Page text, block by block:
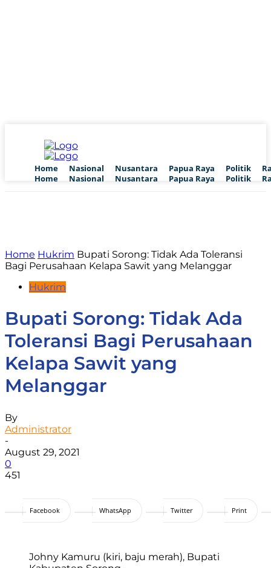
Home Nasional Nusantara Papua Raya Politik
Home Nasional Nusantara Papua Raya Politik
Home Hukrim Bupati Sorong: Tidak Ada Toleransi
Bagi Perusahaan Kelapa Sawit yang Melanggar
Hukrim
Bupati Sorong: Tidak Ada
Toleransi Bagi Perusahaan
Kelapa Sawit yang
Melanggar
By
Administrator
-
August 29, 2021
0
451
Facebook WhatsApp Twitter Print
Johny Kamuru (kiri, baju merah), Bupati